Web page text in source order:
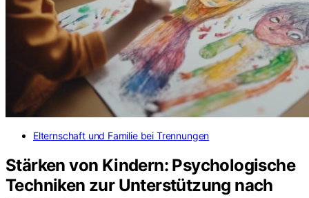
Elternschaft und Familie bei Trennungen
Stärken von Kindern: Psychologische
Techniken zur Unterstützung nach